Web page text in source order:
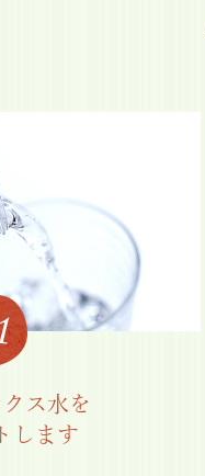
ス水を
します